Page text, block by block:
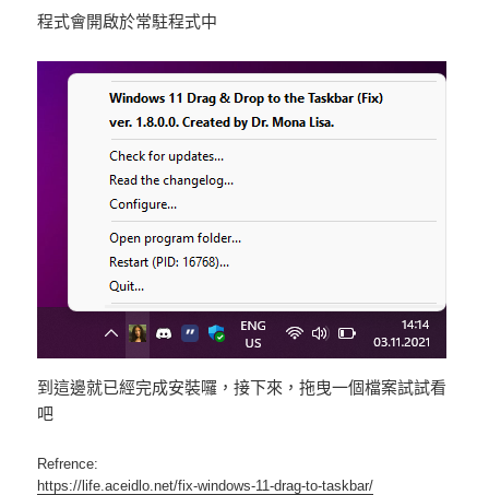
程式會開啟於常駐程式中
到這邊就已經完成安裝囉，接下來，拖曳一個檔案試試看
吧
Refrence:
https://life.aceidlo.net/fix-windows-11-drag-to-taskbar/